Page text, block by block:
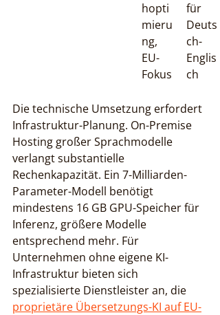
hopti
mieru
ng,
EU-
Fokus
für
Deuts
ch-
Englis
ch
Die technische Umsetzung erfordert
Infrastruktur-Planung. On-Premise
Hosting großer Sprachmodelle
verlangt substantielle
Rechenkapazität. Ein 7-Milliarden-
Parameter-Modell benötigt
mindestens 16 GB GPU-Speicher für
Inferenz, größere Modelle
entsprechend mehr. Für
Unternehmen ohne eigene KI-
Infrastruktur bieten sich
spezialisierte Dienstleister an, die
proprietäre Übersetzungs-KI auf EU-